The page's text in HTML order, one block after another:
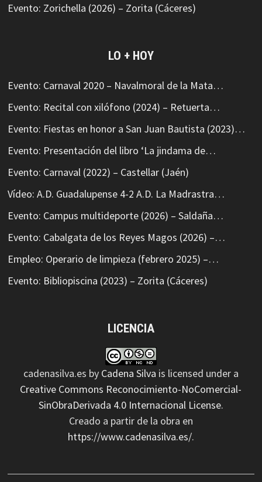
Evento: Zorichella (2026) – Zorita (Cáceres)
LO + HOY
Evento: Carnaval 2020 – Navalmoral de la Mata…
Evento: Recital con xilófono (2024) – Retuerta…
Evento: Fiestas en honor a San Juan Bautista (2023)…
Evento: Presentación del libro ‘La jindama de…
Evento: Carnaval (2022) – Castellar (Jaén)
Vídeo: A.D. Guadalupense 4-2 A.D. La Madrastra…
Evento: Campus multideporte (2026) – Saldaña…
Evento: Cabalgata de los Reyes Magos (2026) –…
Empleo: Operario de limpieza (febrero 2025) –…
Evento: Bibliopiscina (2023) – Zorita (Cáceres)
LICENCIA
cadenasilva.es by Cadena Silva is licensed under a
Creative Commons Reconocimiento-NoComercial-
SinObraDerivada 4.0 Internacional License.
Creado a partir de la obra en
https://www.cadenasilva.es/.